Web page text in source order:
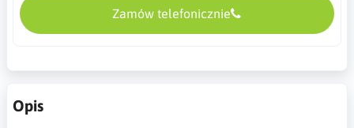
Zamów telefonicznie
Opis